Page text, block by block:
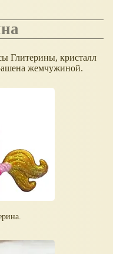
Глитерины, кристалл
жемчужиной.